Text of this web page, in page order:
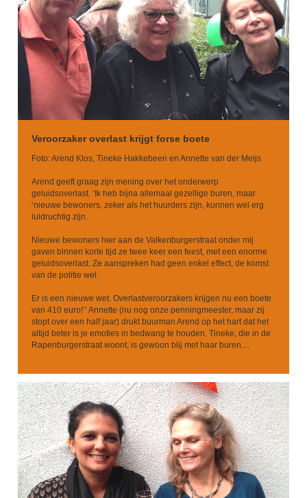
Veroorzaker overlast krijgt forse boete
Foto: Arend Klos, Tineke Hakkebeen en Annette van der Meijs
Arend geeft graag zijn mening over het onderwerp
geluidsoverlast. ‘Ik heb bijna allemaal gezellige buren, maar
‘nieuwe bewoners, zeker als het huurders zijn, kunnen wel erg
luidruchtig zijn.
Nieuwe bewoners hier aan de Valkenburgerstraat onder mij
gaven binnen korte tijd ze twee keer een feest, met een enorme
geluidsoverlast. Ze aanspreken had geen enkel effect, de komst
van de politie wel.
Er is een nieuwe wet. Overlastveroorzakers krijgen nu een boete
van 410 euro!’’ Annette (nu nog onze penningmeester, maar zij
stopt over een half jaar) drukt buurman Arend op het hart dat het
altijd beter is je emoties in bedwang te houden. Tineke, die in de
Rapenburgerstraat woont, is gewoon blij met haar buren....